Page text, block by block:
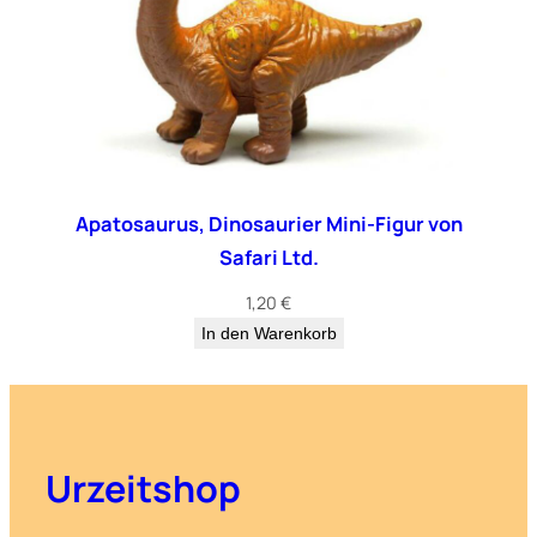
Apatosaurus, Dinosaurier Mini-Figur von
Safari Ltd.
1,20 €
In den Warenkorb
Urzeitshop